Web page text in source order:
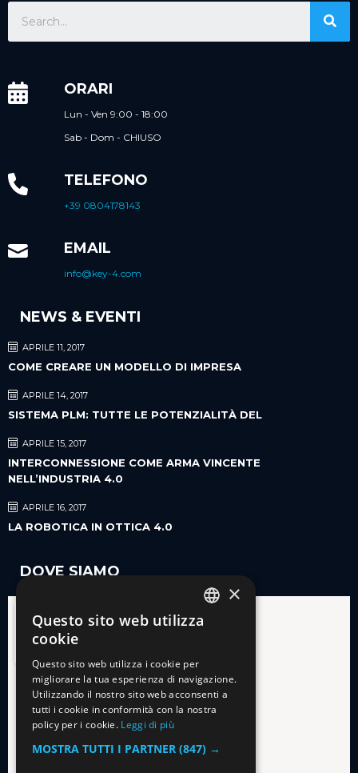
ORARI
Lun - Ven 9:00 - 18:00
Sab - Dom - CHIUSO
TELEFONO
+39 0804178143
EMAIL
info@key-4.com
NEWS & EVENTI
APRILE 11, 2017
COME CREARE UN MODELLO DI IMPRESA
APRILE 14, 2017
SISTEMA PLM: TUTTE LE POTENZIALITÀ DEL
APRILE 15, 2017
INTERCONNESSIONE COME ARMA VINCENTE
NELL’INDUSTRIA 4.0
APRILE 16, 2017
LA ROBOTICA IN OTTICA 4.0
DOVE SIAMO
×
Questo sito web utilizza
cookie
Questo sito web utilizza i cookie per
migliorare la tua esperienza di navigazione.
Utilizzando il nostro sito web acconsenti a
tutti i cookie in conformità con la nostra
policy per i cookie. Leggi di più
MOSTRA TUTTI I PARTNER (847) →